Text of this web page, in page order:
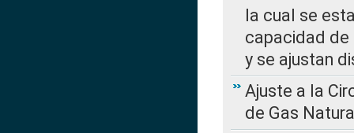
la cual se
capacidad de
y se ajustan
Ajuste a la
de Gas